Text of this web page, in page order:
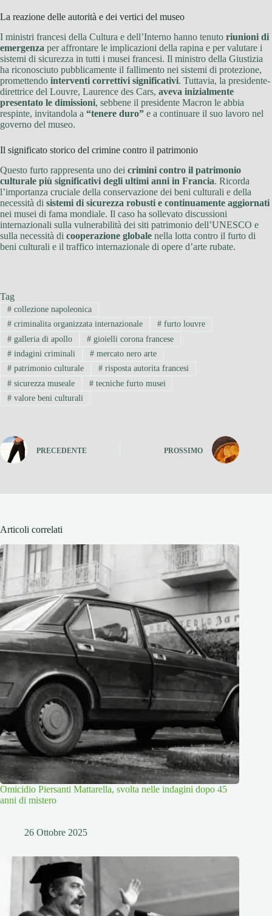
La reazione delle autorità e dei vertici del museo
I ministri francesi della Cultura e dell’Interno hanno tenuto riunioni di
emergenza per affrontare le implicazioni della rapina e per valutare i
sistemi di sicurezza in tutti i musei francesi. Il ministro della Giustizia
ha riconosciuto pubblicamente il fallimento nei sistemi di protezione,
promettendo interventi correttivi significativi. Tuttavia, la presidente-
direttrice del Louvre, Laurence des Cars, aveva inizialmente
presentato le dimissioni, sebbene il presidente Macron le abbia
respinte, invitandola a “tenere duro” e a continuare il suo lavoro nel
governo del museo.
Il significato storico del crimine contro il patrimonio
Questo furto rappresenta uno dei crimini contro il patrimonio
culturale più significativi degli ultimi anni in Francia. Ricorda
l’importanza cruciale della conservazione dei beni culturali e della
necessità di sistemi di sicurezza robusti e continuamente aggiornati
nei musei di fama mondiale. Il caso ha sollevato discussioni
internazionali sulla vulnerabilità dei siti patrimonio dell’UNESCO e
sulla necessità di cooperazione globale nella lotta contro il furto di
beni culturali e il traffico internazionale di opere d’arte rubate.
Tag
#collezione napoleonica
#criminalita organizzata internazionale #furto louvre
#galleria di apollo #gioielli corona francese
#indagini criminali #mercato nero arte
#patrimonio culturale #risposta autorita francesi
#sicurezza museale #tecniche furto musei
#valore beni culturali
PRECEDENTE PROSSIMO
Articoli correlati
Omicidio Piersanti Mattarella, svolta nelle indagini dopo 45
anni di mistero
26 Ottobre 2025